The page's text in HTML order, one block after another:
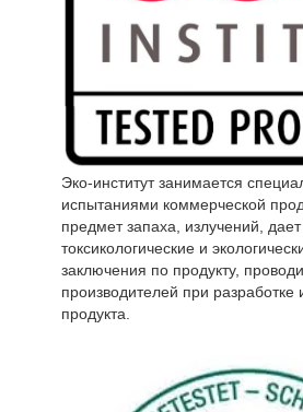
Вискоза Аутласт вбирает в себя
исходящее от тела спящего,
происходит постоянный
температура которого постоянно
Эко-институт занимается
испытаниями коммерческой
предмет запаха, излучений, дает
токсикологические и
заключения по продукту,
производителей при разработке
продукта.
латексом было подтверждено,
латекс в изделиях содержит не